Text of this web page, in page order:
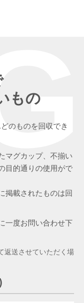
もの
のものを回収でき
マグカップ、不揃い
目的通りの使用がで
掲載されたものは回
一度お問い合わせ下
返送させていただく場